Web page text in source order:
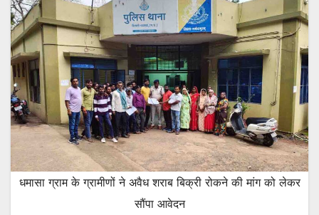
धमासा ग्राम के ग्रामीणों ने अवैध शराब बिक्री रोकने की मांग को लेकर
सौंपा आवेदन